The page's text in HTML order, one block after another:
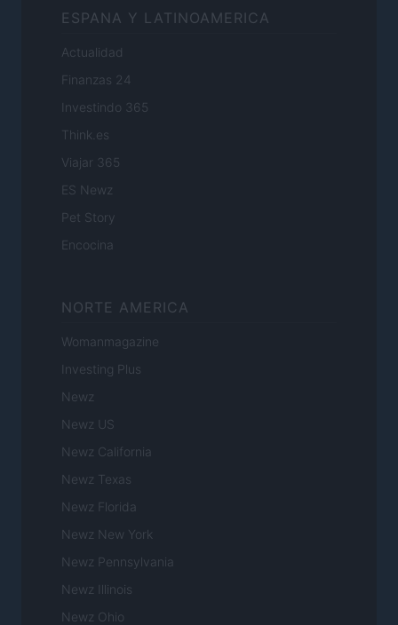
ESPANA Y LATINOAMERICA
Actualidad
Finanzas 24
Investindo 365
Think.es
Viajar 365
ES Newz
Pet Story
Encocina
NORTE AMERICA
Womanmagazine
Investing Plus
Newz
Newz US
Newz California
Newz Texas
Newz Florida
Newz New York
Newz Pennsylvania
Newz Illinois
Newz Ohio